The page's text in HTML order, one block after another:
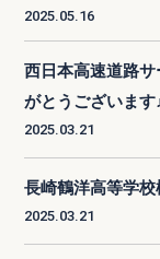
2025.05.16
西日本高速道路
がとうございます
2025.03.21
長崎鶴洋高等学
2025.03.21